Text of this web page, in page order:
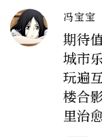
的氛
简单
冯宝宝
期待
城市
玩遍
楼合
里治